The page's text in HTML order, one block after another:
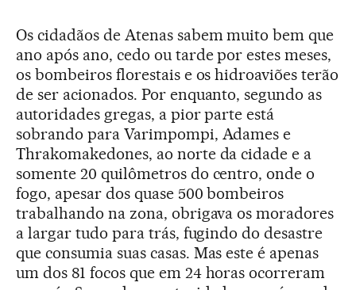
Os cidadãos de Atenas sabem muito bem que
ano após ano, cedo ou tarde por estes meses,
os bombeiros florestais e os hidroaviões terão
de ser acionados. Por enquanto, segundo as
autoridades gregas, a pior parte está
sobrando para Varimpompi, Adames e
Thrakomakedones, ao norte da cidade e a
somente 20 quilômetros do centro, onde o
fogo, apesar dos quase 500 bombeiros
trabalhando na zona, obrigava os moradores
a largar tudo para trás, fugindo do desastre
que consumia suas casas. Mas este é apenas
um dos 81 focos que em 24 horas ocorreram